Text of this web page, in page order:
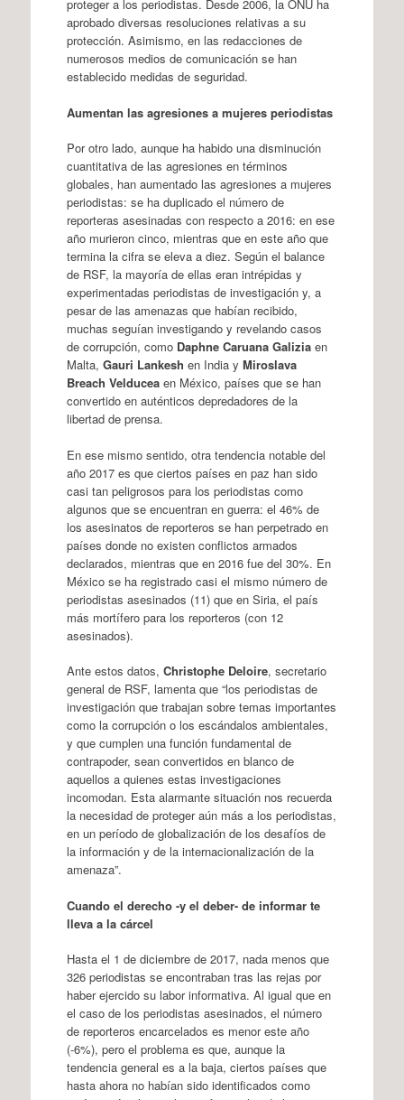
proteger a los periodistas. Desde 2006, la ONU ha
aprobado diversas resoluciones relativas a su
protección. Asimismo, en las redacciones de
numerosos medios de comunicación se han
establecido medidas de seguridad.
Aumentan las agresiones a mujeres periodistas
Por otro lado, aunque ha habido una disminución
cuantitativa de las agresiones en términos
globales, han aumentado las agresiones a mujeres
periodistas: se ha duplicado el número de
reporteras asesinadas con respecto a 2016: en ese
año murieron cinco, mientras que en este año que
termina la cifra se eleva a diez. Según el balance
de RSF, la mayoría de ellas eran intrépidas y
experimentadas periodistas de investigación y, a
pesar de las amenazas que habían recibido,
muchas seguían investigando y revelando casos
de corrupción, como Daphne Caruana Galiziaen
Malta, Gauri Lankesh en India y Miroslava
Breach Velduceaen México, países que se han
convertido en auténticos depredadores de la
libertad de prensa.
En ese mismo sentido, otra tendencia notable del
año 2017 es que ciertos países en paz han sido
casi tan peligrosos para los periodistas como
algunos que se encuentran en guerra: el 46% de
los asesinatos de reporteros se han perpetrado en
países donde no existen conflictos armados
declarados, mientras que en 2016 fue del 30%. En
México se ha registrado casi el mismo número de
periodistas asesinados (11) que en Siria, el país
más mortífero para los reporteros (con 12
asesinados).
Ante estos datos, Christophe Deloire, secretario
general de RSF, lamenta que “los periodistas de
investigación que trabajan sobre temas importantes
como la corrupción o los escándalos ambientales,
y que cumplen una función fundamental de
contrapoder, sean convertidos en blanco de
aquellos a quienes estas investigaciones
incomodan. Esta alarmante situación nos recuerda
la necesidad de proteger aún más a los periodistas,
en un período de globalización de los desafíos de
la información y de la internacionalización de la
amenaza”.
Cuando el derecho -y el deber- de informar te
lleva a la cárcel
Hasta el 1 de diciembre de 2017, nada menos que
326 periodistas se encontraban tras las rejas por
haber ejercido su labor informativa. Al igual que en
el caso de los periodistas asesinados, el número
de reporteros encarcelados es menor este año
(-6%), pero el problema es que, aunque la
tendencia general es a la baja, ciertos países que
hasta ahora no habían sido identificados como